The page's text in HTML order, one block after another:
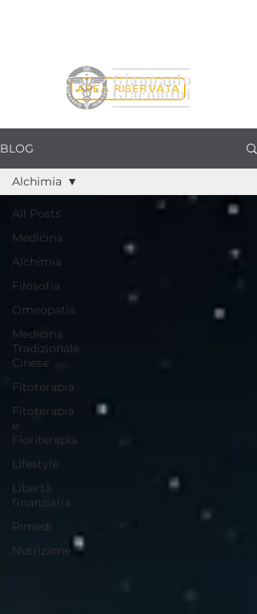
AREA RISERVATA
Gianpaolo
Giacomini
BLOG
All Posts
Medicina
Alchimia
Filosofia
Omeopatia
Medicina
Tradizionale
Cinese
Fitoterapia
Fitoterapia
e
Floriterapia
Lifestyle
Libertà
finanziaria
Rimedi
Nutrizione
Alchimia